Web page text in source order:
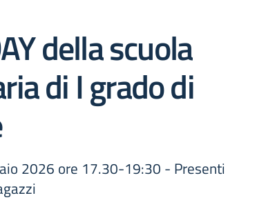
della scuola
di I grado di
2026 ore 17.30-19:30 - Presenti